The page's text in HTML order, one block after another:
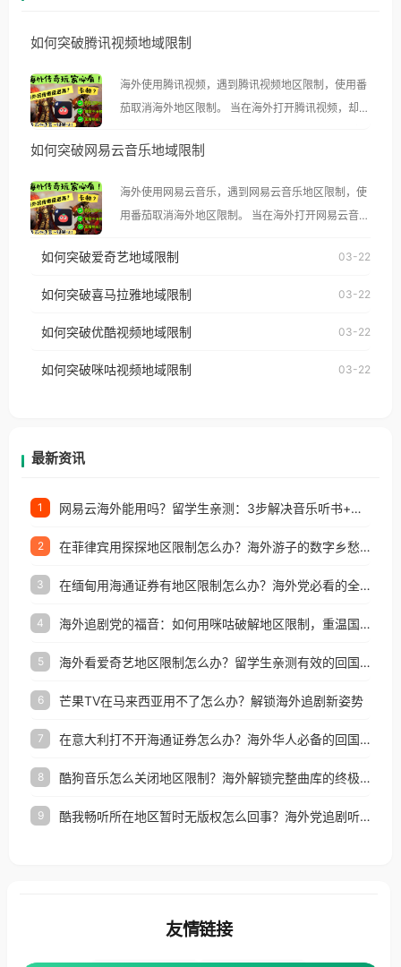
如何突破腾讯视频地域限制
海外使用腾讯视频，遇到腾讯视频地区限制，使用番
茄取消海外地区限制。 当在海外打开腾讯视频，却突
示语。 海外用户如香港、澳门、台湾、美国、加拿
像其他音乐平台一样，出现地区及版权限制问题，且
仅能在中国大陆地区播放。 遇到这个问题的朋友们，
使用番茄回国加速器，即可解决「海外用户收听腾讯
台湾、美国、加拿大、澳大利亚、欧洲等国家和地区
权限制所困扰。
如何突破网易云音乐地域限制
海外使用网易云音乐，遇到网易云音乐地区限制，使
用番茄取消海外地区限制。 当在海外打开网易云音
播放”的提示语。 海外用户如香港、澳门、台湾、美
国、加拿大、澳大利亚、欧洲等国家和地区时，网易
制问题，且仅能在中国大陆地区播放。 遇到这个问题
户收听网易云音乐地区版权限制」的问题，无论人在
如何突破爱奇艺地域限制 03-22
如何突破喜马拉雅地域限制 03-22
如何突破优酷视频地域限制 03-22
如何突破咪咕视频地域限制 03-22
最新资讯
1 网易云海外能用吗？留学生亲测：3步解决音乐听书+银行视频地区限制
2 在菲律宾用探探地区限制怎么办？海外游子的数字乡愁与破局之道
3 在缅甸用海通证券有地区限制怎么办？海外党必看的全场景回国加速指南
4 海外追剧党的福音：如何用咪咕破解地区限制，重温国内精彩
5 海外看爱奇艺地区限制怎么办？留学生亲测有效的回国加速器选择指南
6 芒果TV在马来西亚用不了怎么办？解锁海外追剧新姿势
7 在意大利打不开海通证券怎么办？海外华人必备的回国加速指南（附2026世界杯观赛秘籍）
8 酷狗音乐怎么关闭地区限制？海外解锁完整曲库的终极指南
9 酷我畅听所在地区暂时无版权怎么回事？海外党追剧听歌的破局指南
友情链接